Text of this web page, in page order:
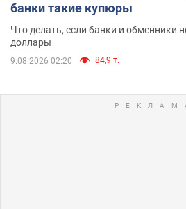
банки такие купюры
Что делать, если банки и обменники
доллары
9.08.2026 02:20 84,9 т.